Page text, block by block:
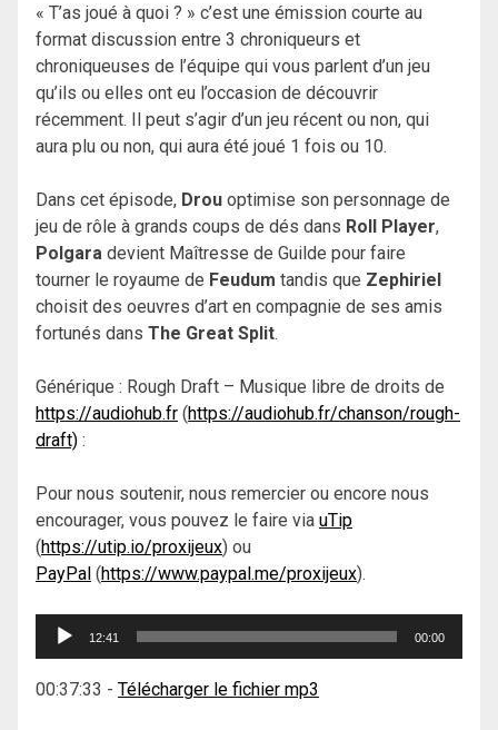
« T’as joué à quoi ? » c’est une émission courte au
format discussion entre 3 chroniqueurs et
chroniqueuses de l’équipe qui vous parlent d’un jeu
qu’ils ou elles ont eu l’occasion de découvrir
récemment. Il peut s’agir d’un jeu récent ou non, qui
aura plu ou non, qui aura été joué 1 fois ou 10.
Dans cet épisode, Drou optimise son personnage de
jeu de rôle à grands coups de dés dans Roll Player,
Polgara devient Maîtresse de Guilde pour faire
tourner le royaume de Feudum tandis que Zephiriel
choisit des oeuvres d’art en compagnie de ses amis
fortunés dans The Great Split.
Générique : Rough Draft – Musique libre de droits de
https://audiohub.fr (https://audiohub.fr/chanson/rough-
draft) :
Pour nous soutenir, nous remercier ou encore nous
encourager, vous pouvez le faire via uTip
(https://utip.io/proxijeux) ou
PayPal (https://www.paypal.me/proxijeux).
Lecteur
12:41 00:00
00:37:33 - Télécharger le fichier mp3